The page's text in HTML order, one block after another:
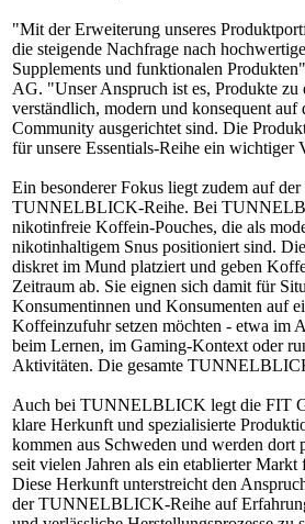
"Mit der Erweiterung unseres
die steigende Nachfrage nach
Supplements und funktionalen
AG. "Unser Anspruch ist es, Produkte zu
verständlich, modern und konsequent auf
Community ausgerichtet sind. Die
für unsere Essentials-Reihe ein wichtiger
Ein besonderer Fokus liegt zudem auf
TUNNELBLICK-Reihe. Bei
nikotinfreie Koffein-Pouches, die als
nikotinhaltigem Snus positioniert sind.
diskret im Mund platziert und geben
Zeitraum ab. Sie eignen sich damit für
Konsumentinnen und Konsumenten auf
Koffeinzufuhr setzen möchten - etwa im
beim Lernen, im Gaming-Kontext oder
Aktivitäten. Die gesamte
Auch bei TUNNELBLICK legt die FIT
klare Herkunft und spezialisierte
kommen aus Schweden und werden dort
seit vielen Jahren als ein etablierter Markt
Diese Herkunft unterstreicht den
der TUNNELBLICK-Reihe auf